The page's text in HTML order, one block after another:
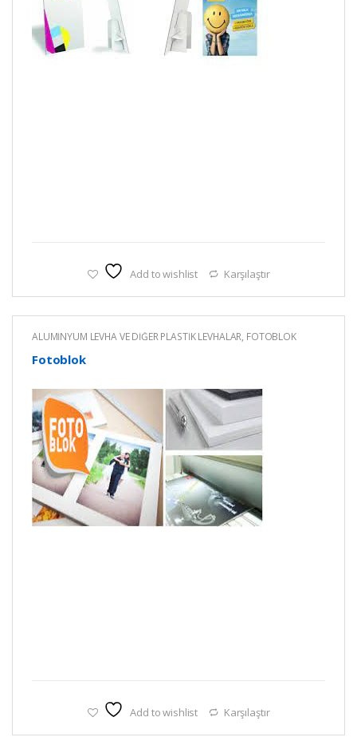
Add to wishlist Karşılaştır
ALÜMİNYUM LEVHA VE DİĞER PLASTİK LEVHALAR, FOTOBLOK
Fotoblok
Add to wishlist Karşılaştır